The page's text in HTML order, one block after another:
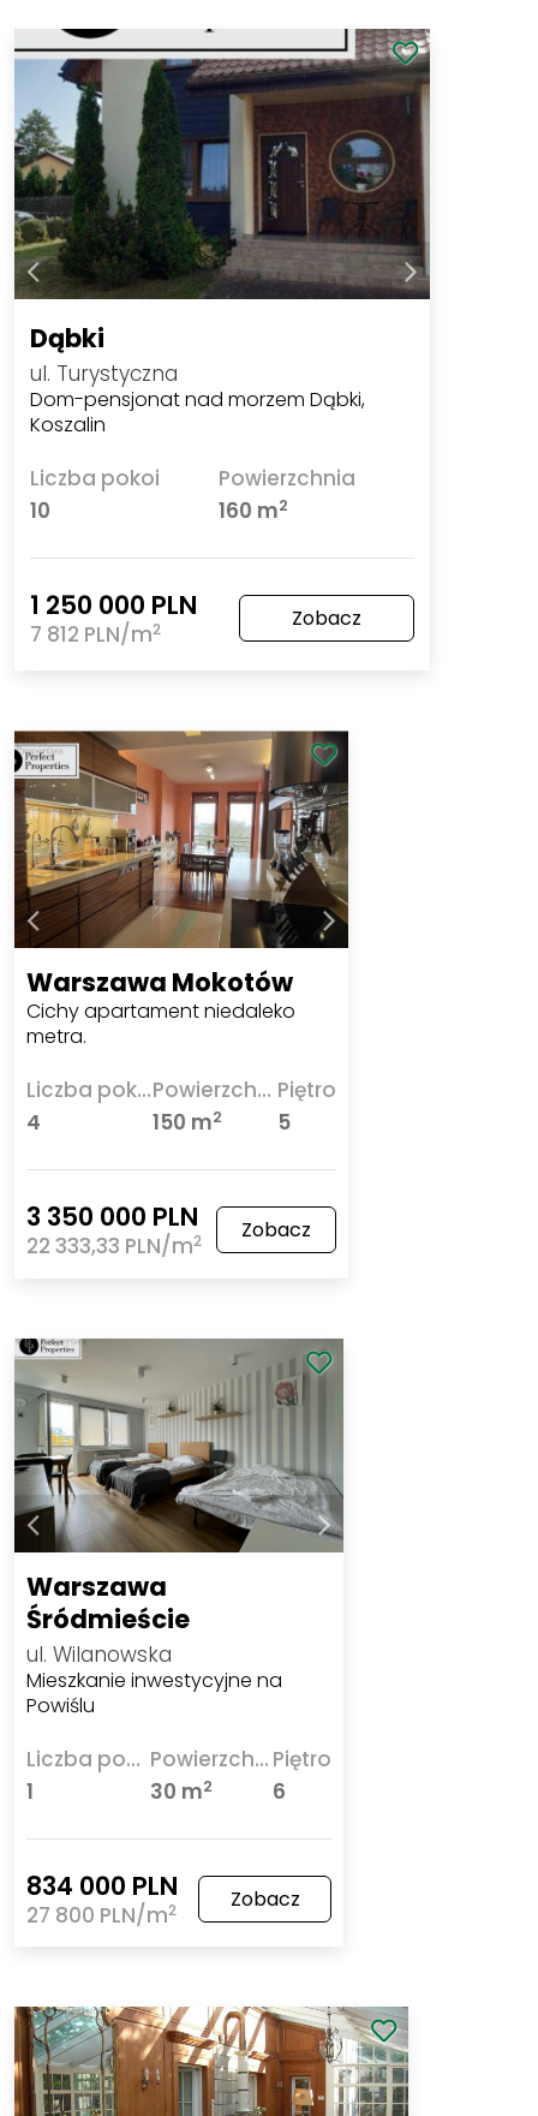
Dąbki
ul. Turystyczna
Dom-pensjonat nad morzem Dąbki,
Koszalin
Liczba pokoi
10
Powierzchnia
160 m2
1 250 000 PLN
7 812 PLN/m2 Zobacz
Warszawa Mokotów
Cichy apartament niedaleko
metra.
Liczba pokoi
4
Powierzchnia
150 m2
Piętro
5
3 350 000 PLN
22 333,33 PLN/m2 Zobacz
Warszawa
Śródmieście
ul. Wilanowska
Mieszkanie inwestycyjne na
Powiślu
Liczba pokoi
1
Powierzchnia
30 m2
Piętro
6
834 000 PLN
27 800 PLN/m2 Zobacz